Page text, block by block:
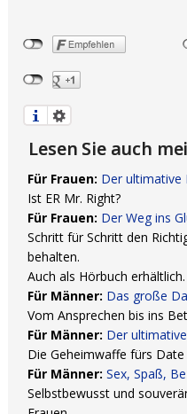
Lesen Sie auch
Für Frauen: Der ultimative
Ist ER Mr. Right?
Für Frauen: Der Weg ins
Schritt für Schritt den
behalten.
Auch als Hörbuch erhältlich.
Für Männer: Das große
Vom Ansprechen bis ins
Für Männer: Der
Die Geheimwaffe fürs Date
Für Männer: Sex, Spaß,
Selbstbewusst und